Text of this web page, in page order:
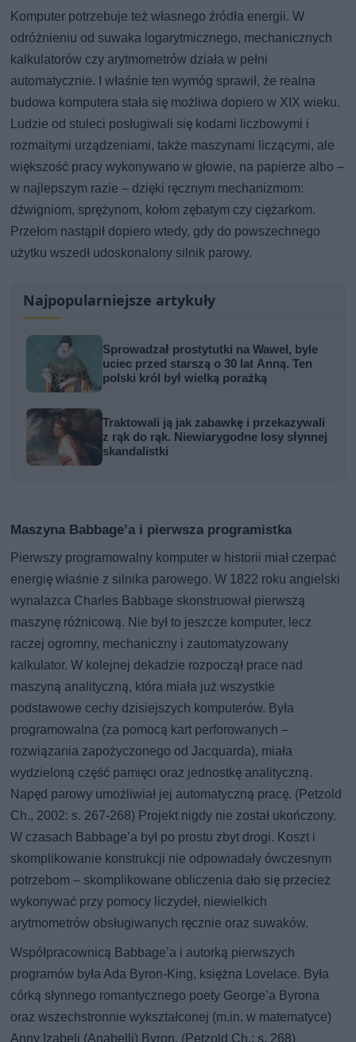
Komputer potrzebuje też własnego źródła energii. W
odróżnieniu od suwaka logarytmicznego, mechanicznych
kalkulatorów czy arytmometrów działa w pełni
automatycznie. I właśnie ten wymóg sprawił, że realna
budowa komputera stała się możliwa dopiero w XIX wieku.
Ludzie od stuleci posługiwali się kodami liczbowymi i
rozmaitymi urządzeniami, także maszynami liczącymi, ale
większość pracy wykonywano w głowie, na papierze albo –
w najlepszym razie – dzięki ręcznym mechanizmom:
dźwigniom, sprężynom, kołom zębatym czy ciężarkom.
Przełom nastąpił dopiero wtedy, gdy do powszechnego
użytku wszedł udoskonalony silnik parowy.
Najpopularniejsze artykuły
Sprowadzał prostytutki na Wawel, byle
uciec przed starszą o 30 lat Anną. Ten
polski król był wielką porażką
Traktowali ją jak zabawkę i przekazywali
z rąk do rąk. Niewiarygodne losy słynnej
skandalistki
Maszyna Babbage’a i pierwsza programistka
Pierwszy programowalny komputer w historii miał czerpać
energię właśnie z silnika parowego. W 1822 roku angielski
wynalazca Charles Babbage skonstruował pierwszą
maszynę różnicową. Nie był to jeszcze komputer, lecz
raczej ogromny, mechaniczny i zautomatyzowany
kalkulator. W kolejnej dekadzie rozpoczął prace nad
maszyną analityczną, która miała już wszystkie
podstawowe cechy dzisiejszych komputerów. Była
programowalna (za pomocą kart perforowanych –
rozwiązania zapożyczonego od Jacquarda), miała
wydzieloną część pamięci oraz jednostkę analityczną.
Napęd parowy umożliwiał jej automatyczną pracę. (Petzold
Ch., 2002: s. 267-268) Projekt nigdy nie został ukończony.
W czasach Babbage’a był po prostu zbyt drogi. Koszt i
skomplikowanie konstrukcji nie odpowiadały ówczesnym
potrzebom – skomplikowane obliczenia dało się przecież
wykonywać przy pomocy liczydeł, niewielkich
arytmometrów obsługiwanych ręcznie oraz suwaków.
Współpracownicą Babbage’a i autorką pierwszych
programów była Ada Byron-King, księżna Lovelace. Była
córką słynnego romantycznego poety George’a Byrona
oraz wszechstronnie wykształconej (m.in. w matematyce)
Anny Izabeli (Anabelli) Byron. (Petzold Ch.: s. 268)